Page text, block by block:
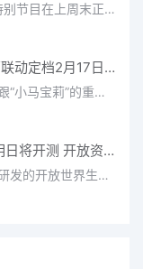
绝区零2.6版本前瞻特别节目在上周末正式播出，官方给玩家们带来了许多关于最新版本的相关资讯和上线时间，不少
蛋仔派对×小马宝莉联动定档2月17日 联动外观将登场
蛋仔派对近日宣布了跟“小马宝莉”的重磅联动！并且时间定档在了2月17日，此次联动将会上新很多外观，各种小马宝
失控进化终极测试明日将开测 开放资格预下载已开启
由腾讯光子工作室群研发的开放世界生存进化手游《失控进化》宣布，终极测试将于明日正式开启，目前测试资格预下